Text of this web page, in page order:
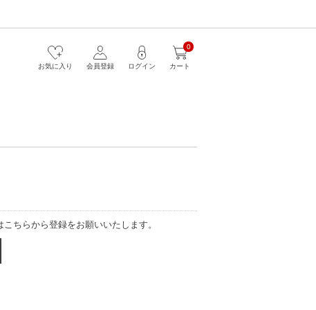
カート
0
ログイン
会員登録
お気に入り
ちらから登録をお願いいたします。